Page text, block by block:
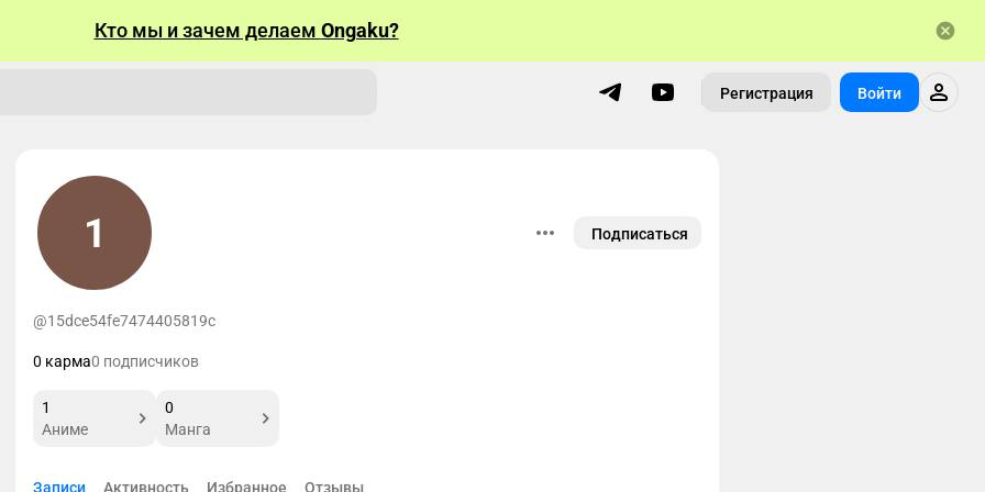
Кто мы и зачем делаем Ongaku?
Регистрация Войти
1 Подписаться
@15dce54fe7474405819c
0 карма0 подписчиков
1
Аниме
0
Манга
Записи Активность Избранное Отзывы